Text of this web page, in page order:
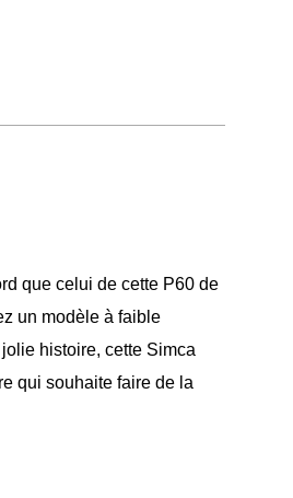
que celui de cette P60 de
un modèle à faible
histoire, cette Simca
qui souhaite faire de la